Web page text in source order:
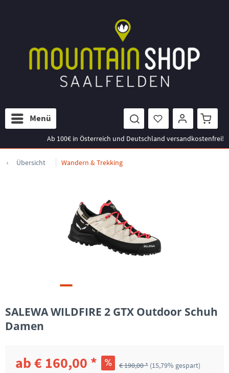
Menü
Ab 100€ in Österreich und Deutschland versandkostenfrei!
Übersicht Wandern & Trekking
SALEWA WILDFIRE 2 GTX Outdoor Schuh
Damen
ab € 160,00 * € 190,00 * (15,79% gespart)